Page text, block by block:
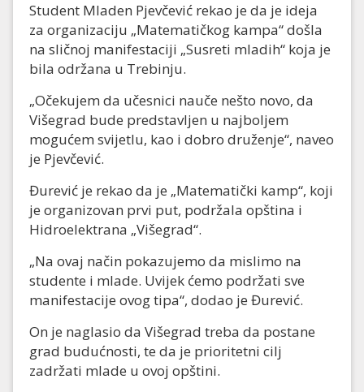
Student Mladen Pjevčević rekao je da je ideja
za organizaciju „Matematičkog kampa“ došla
na sličnoj manifestaciji „Susreti mladih“ koja je
bila održana u Trebinju.
„Očekujem da učesnici nauče nešto novo, da
Višegrad bude predstavljen u najboljem
mogućem svijetlu, kao i dobro druženje“, naveo
je Pjevčević.
Đurević je rekao da je „Matematički kamp“, koji
je organizovan prvi put, podržala opština i
Hidroelektrana „Višegrad“.
„Na ovaj način pokazujemo da mislimo na
studente i mlade. Uvijek ćemo podržati sve
manifestacije ovog tipa“, dodao je Đurević.
On je naglasio da Višegrad treba da postane
grad budućnosti, te da je prioritetni cilj
zadržati mlade u ovoj opštini.